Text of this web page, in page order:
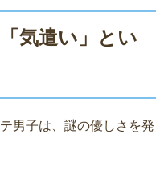
気遣い」とい
男子は、謎の優しさを発